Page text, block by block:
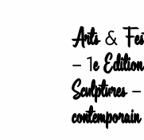
Arts &
– 1e
Sculptures
contemporain